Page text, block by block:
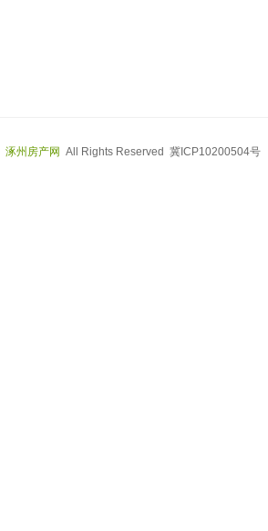
涿州房产网 All Rights Reserved 冀ICP10200504号